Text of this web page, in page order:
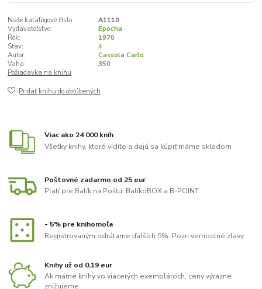
Naše katalógové číslo:
A1110
Vydavateľstvo:
Epocha
Rok:
1970
Stav:
4
Autor:
Cassola Carlo
Vaha:
350
Požiadavka na knihu
Pridať knihu do obľúbených
Viac ako 24 000 kníh
Všetky knihy, ktoré vidíte a dajú sa kúpiť máme skladom
Poštovné zadarmo od 25 eur
Platí pre Balík na Poštu, BalíkoBOX a B-POINT
- 5% pre knihomoľa
Registrovaným odrátame ďalších 5%. Pozri vernostné zľavy
Knihy už od 0,19 eur
Ak máme knihy vo viacerých exemplároch, ceny výrazne
znižujeme